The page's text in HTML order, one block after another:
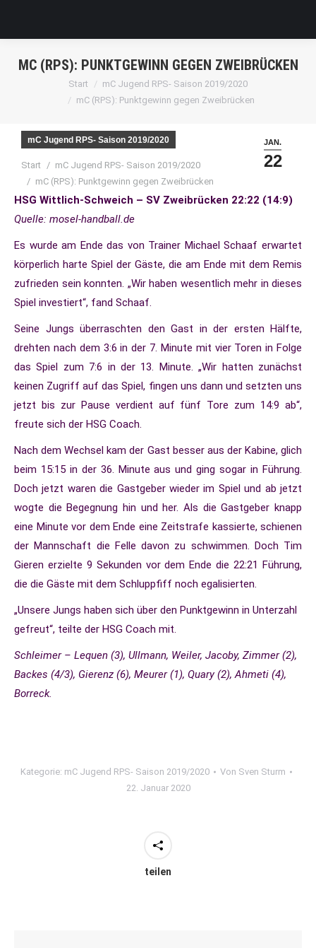
MC (RPS): PUNKTGEWINN GEGEN ZWEIBRÜCKEN
Sie befinden sich hier:
Start
mC Jugend RPS- Saison 2019/2020
mC (RPS): Punktgewinn gegen Zweibrücken
JAN.
22
mC Jugend RPS- Saison 2019/2020
Sie befinden sich hier:
Start
mC Jugend RPS- Saison 2019/2020
mC (RPS): Punktgewinn gegen Zweibrücken
HSG Wittlich-Schweich – SV Zweibrücken 22:22 (14:9)
Quelle: mosel-handball.de
Es wurde am Ende das von Trainer Michael Schaaf erwartet
körperlich harte Spiel der Gäste, die am Ende mit dem Remis
zufrieden sein konnten. „Wir haben wesentlich mehr in dieses
Spiel investiert“, fand Schaaf.
Seine Jungs überraschten den Gast in der ersten Hälfte,
drehten nach dem 3:6 in der 7. Minute mit vier Toren in Folge
das Spiel zum 7:6 in der 13. Minute. „Wir hatten zunächst
keinen Zugriff auf das Spiel, fingen uns dann und setzten uns
jetzt bis zur Pause verdient auf fünf Tore zum 14:9 ab“,
freute sich der HSG Coach.
Nach dem Wechsel kam der Gast besser aus der Kabine, glich
beim 15:15 in der 36. Minute aus und ging sogar in Führung.
Doch jetzt waren die Gastgeber wieder im Spiel und ab jetzt
wogte die Begegnung hin und her. Als die Gastgeber knapp
eine Minute vor dem Ende eine Zeitstrafe kassierte, schienen
der Mannschaft die Felle davon zu schwimmen. Doch Tim
Gieren erzielte 9 Sekunden vor dem Ende die 22:21 Führung,
die die Gäste mit dem Schluppfiff noch egalisierten.
„Unsere Jungs haben sich über den Punktgewinn in Unterzahl
gefreut“, teilte der HSG Coach mit.
Schleimer – Lequen (3), Ullmann, Weiler, Jacoby, Zimmer (2),
Backes (4/3), Gierenz (6), Meurer (1), Quary (2), Ahmeti (4),
Borreck.
Kategorie: mC Jugend RPS- Saison 2019/2020 Von Sven Sturm
22. Januar 2020
teilen